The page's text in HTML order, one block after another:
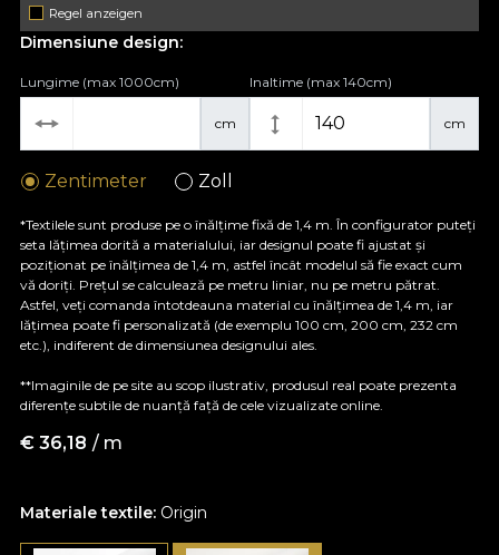
Regel anzeigen
Materiale textile: Origin
Dimensiune design:
cm
Lungime (max 1000cm)
cm
Inaltime (max 140cm)
Zentimeter Zoll
*Textilele sunt produse pe o înălțime fixă de 1,4 m. În configurator puteți
seta lățimea dorită a materialului, iar designul poate fi ajustat și
poziționat pe înălțimea de 1,4 m, astfel încât modelul să fie exact cum
vă doriți. Prețul se calculează pe metru liniar, nu pe metru pătrat.
Astfel, veți comanda întotdeauna material cu înălțimea de 1,4 m, iar
lățimea poate fi personalizată (de exemplu 100 cm, 200 cm, 232 cm
etc.), indiferent de dimensiunea designului ales.
**Imaginile de pe site au scop ilustrativ, produsul real poate prezenta
diferențe subtile de nuanță față de cele vizualizate online.
€ 36,18 / m